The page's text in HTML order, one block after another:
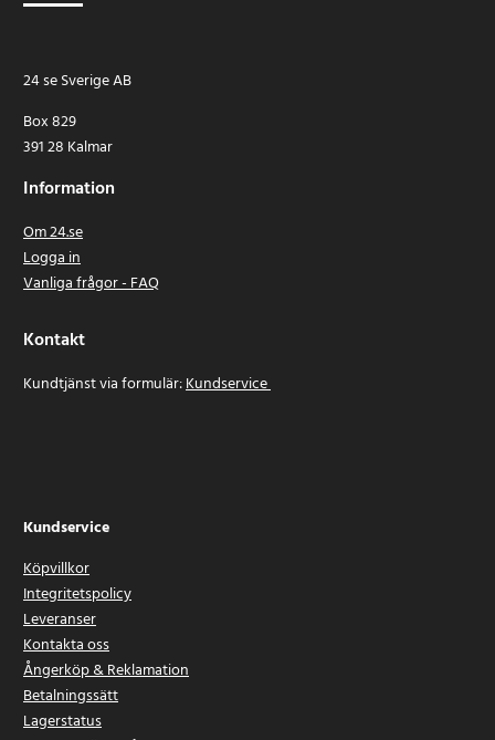
24 se Sverige AB
Box 829
391 28 Kalmar
Information
Om 24.se
Logga in
Vanliga frågor - FAQ
Kontakt
Kundtjänst via formulär:Kundservice
Kundservice
Köpvillkor
Integritetspolicy
Leveranser
Kontakta oss
Ångerköp & Reklamation
Betalningssätt
Lagerstatus